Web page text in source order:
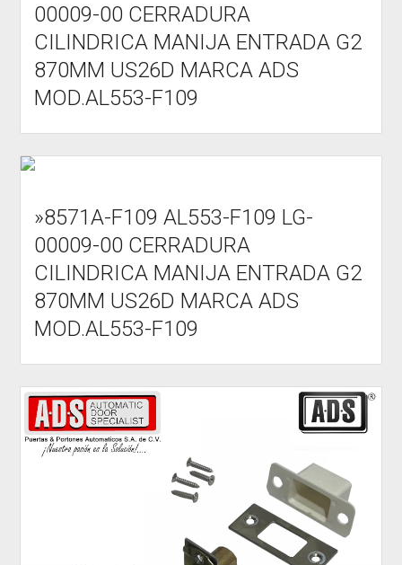
00009-00 CERRADURA
CILINDRICA MANIJA ENTRADA G2
870MM US26D MARCA ADS
MOD.AL553-F109
»8571A-F109 AL553-F109 LG-
00009-00 CERRADURA
CILINDRICA MANIJA ENTRADA G2
870MM US26D MARCA ADS
MOD.AL553-F109